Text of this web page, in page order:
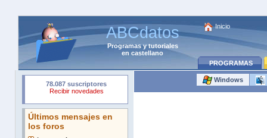
ABCdatos
Programasytutoriales
en castellano
Inicio
PROGRAMAS
Windows